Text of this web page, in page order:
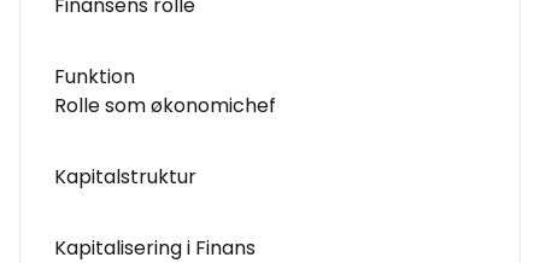
Funktion
Rolle som økonomichef
Kapitalstruktur
Kapitalisering i Finans